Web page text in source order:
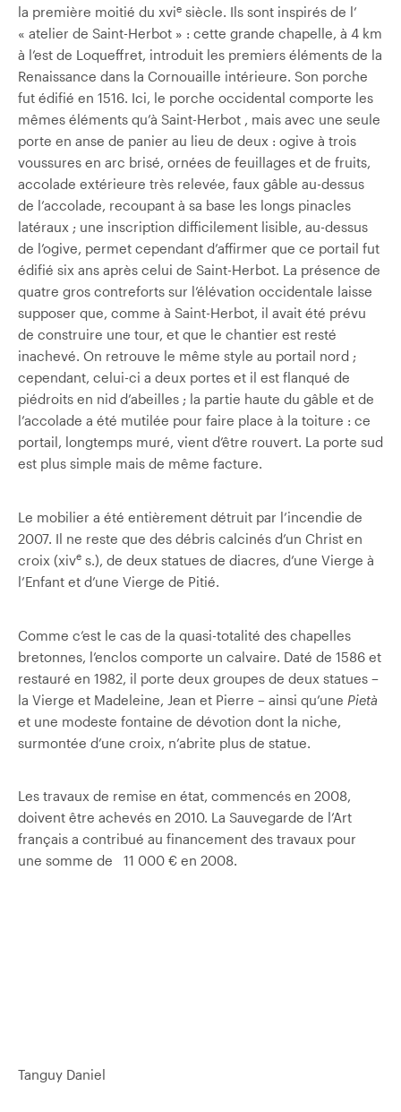
la première moitié du xvie siècle. Ils sont inspirés de l’
« atelier de Saint-Herbot » : cette grande chapelle, à 4 km
à l’est de Loqueffret, introduit les premiers éléments de la
Renaissance dans la Cornouaille intérieure. Son porche
fut édifié en 1516. Ici, le porche occidental comporte les
mêmes éléments qu’à Saint-Herbot , mais avec une seule
porte en anse de panier au lieu de deux : ogive à trois
voussures en arc brisé, ornées de feuillages et de fruits,
accolade extérieure très relevée, faux gâble au-dessus
de l’accolade, recoupant à sa base les longs pinacles
latéraux ; une inscription difficilement lisible, au-dessus
de l’ogive, permet cependant d’affirmer que ce portail fut
édifié six ans après celui de Saint-Herbot. La présence de
quatre gros contreforts sur l’élévation occidentale laisse
supposer que, comme à Saint-Herbot, il avait été prévu
de construire une tour, et que le chantier est resté
inachevé. On retrouve le même style au portail nord ;
cependant, celui-ci a deux portes et il est flanqué de
piédroits en nid d’abeilles ; la partie haute du gâble et de
l’accolade a été mutilée pour faire place à la toiture : ce
portail, longtemps muré, vient d’être rouvert. La porte sud
est plus simple mais de même facture.
Le mobilier a été entièrement détruit par l’incendie de
2007. Il ne reste que des débris calcinés d’un Christ en
croix (xive s.), de deux statues de diacres, d’une Vierge à
l’Enfant et d’une Vierge de Pitié.
Comme c’est le cas de la quasi-totalité des chapelles
bretonnes, l’enclos comporte un calvaire. Daté de 1586 et
restauré en 1982, il porte deux groupes de deux statues –
la Vierge et Madeleine, Jean et Pierre – ainsi qu’une Pietà
et une modeste fontaine de dévotion dont la niche,
surmontée d’une croix, n’abrite plus de statue.
Les travaux de remise en état, commencés en 2008,
doivent être achevés en 2010. La Sauvegarde de l’Art
français a contribué au financement des travaux pour
une somme de 11 000 € en 2008.
Tanguy Daniel